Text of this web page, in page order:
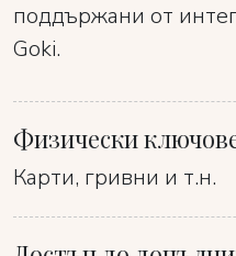
поддържани от
Goki.
Физически
Карти, гривни и т.н.